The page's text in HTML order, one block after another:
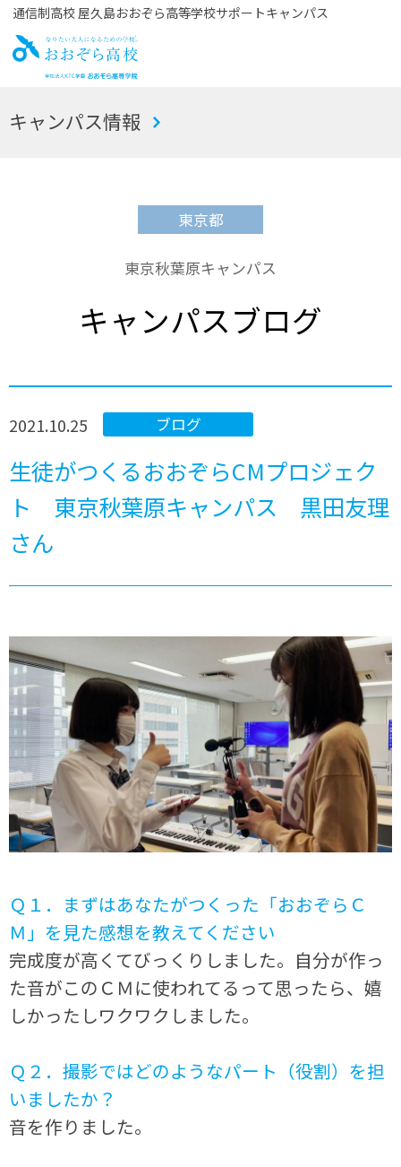
通信制高校 屋久島おおぞら高等学校サポートキャンパス
お
キャンパス情報
東京都
東京秋葉原キャンパス
キャンパスブログ
ブログ
2021.10.25
生徒がつくるおおぞらCMプロジェク
ト 東京秋葉原キャンパス 黒田友理
さん
Ｑ１．まずはあなたがつくった「おおぞらＣ
Ｍ」を見た感想を教えてください
完成度が高くてびっくりしました。自分が作っ
た音がこのＣＭに使われてるって思ったら、嬉
しかったしワクワクしました。
Ｑ２．撮影ではどのようなパート（役割）を担
いましたか？
音を作りました。